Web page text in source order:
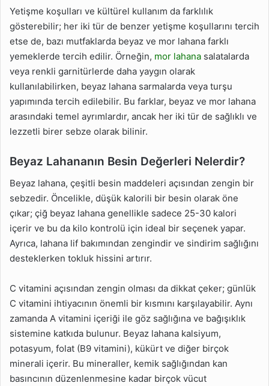
Yetişme koşulları ve kültürel kullanım da farklılık
gösterebilir; her iki tür de benzer yetişme koşullarını tercih
etse de, bazı mutfaklarda beyaz ve mor lahana farklı
yemeklerde tercih edilir. Örneğin, mor lahana salatalarda
veya renkli garnitürlerde daha yaygın olarak
kullanılabilirken, beyaz lahana sarmalarda veya turşu
yapımında tercih edilebilir. Bu farklar, beyaz ve mor lahana
arasındaki temel ayrımlardır, ancak her iki tür de sağlıklı ve
lezzetli birer sebze olarak bilinir.
Beyaz Lahananın Besin Değerleri Nelerdir?
Beyaz lahana, çeşitli besin maddeleri açısından zengin bir
sebzedir. Öncelikle, düşük kalorili bir besin olarak öne
çıkar; çiğ beyaz lahana genellikle sadece 25-30 kalori
içerir ve bu da kilo kontrolü için ideal bir seçenek yapar.
Ayrıca, lahana lif bakımından zengindir ve sindirim sağlığını
desteklerken tokluk hissini artırır.
C vitamini açısından zengin olması da dikkat çeker; günlük
C vitamini ihtiyacının önemli bir kısmını karşılayabilir. Aynı
zamanda A vitamini içeriği ile göz sağlığına ve bağışıklık
sistemine katkıda bulunur. Beyaz lahana kalsiyum,
potasyum, folat (B9 vitamini), kükürt ve diğer birçok
minerali içerir. Bu mineraller, kemik sağlığından kan
basıncının düzenlenmesine kadar birçok vücut